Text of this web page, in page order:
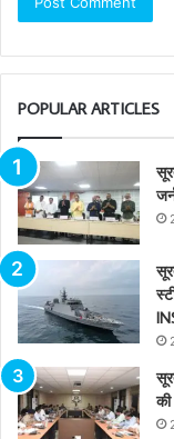
POPULAR ARTICLES
की